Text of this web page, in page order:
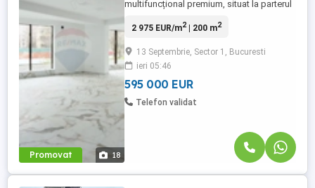
Promovat 18
multifuncțional premium, situat la parterul
Strada Petre Ispirescu 90A, zonă cu trafic
mijloace de transport în comun. Spatiul
este inchiriat cu contract pe 5 ani din luna
Aprilie 2026 Caracteristici ...
2 975 EUR/m2| 200 m2
13 Septembrie, Sector 1, Bucuresti
ieri 05:46
595 000 EUR
Telefon validat